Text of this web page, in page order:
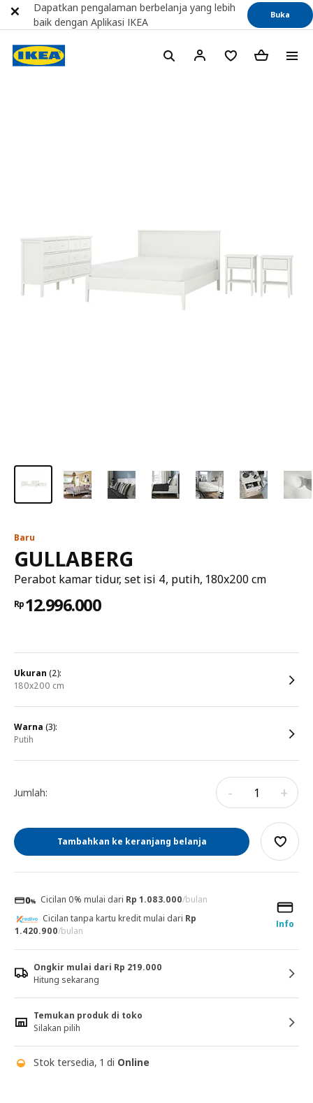
Baru
GULLABERG
Perabot kamar tidur, set isi 4, putih, 180x200 cm
Rp 12.996.000
ukuran (2):
180x200 cm
warna (3):
putih
Jumlah: - +
Tambahkan ke keranjang belanja
Cicilan 0% mulai dari Rp 1.083.000/bulan
Info
Cicilan tanpa kartu kredit mulai dari Rp
1.420.900/bulan
Ongkir mulai dari Rp 219.000
Hitung sekarang
Temukan produk di toko
Silakan pilih
Stok tersedia, 1 di Online
Dapatkan pengalaman berbelanja yang lebih
baik dengan Aplikasi IKEA
Buka